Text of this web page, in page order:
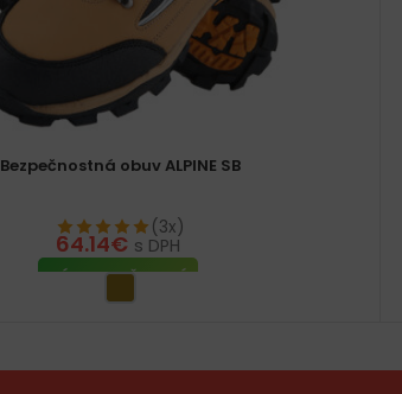
Bezpečnostná obuv ALPINE SB
(3x)
64.14€ s DPH
VÝBER MOŽNOSTÍ